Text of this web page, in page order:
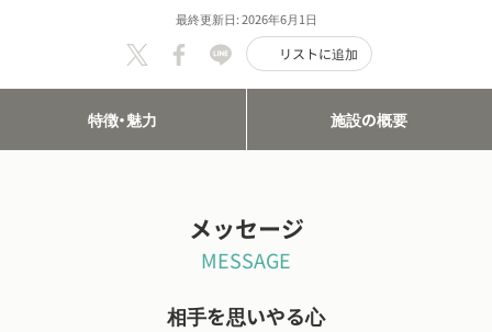
最終更新日: 2026年6月1日
リストに追加
特徴・魅力 施設の概要
メッセージ
MESSAGE
相手を思いやる心